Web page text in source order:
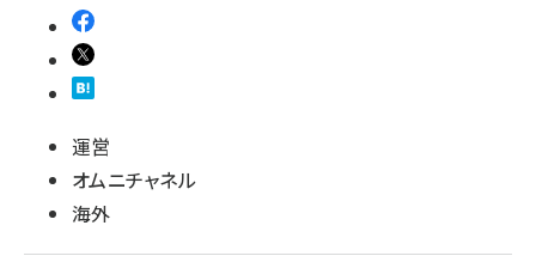
運営
オムニチャネル
海外